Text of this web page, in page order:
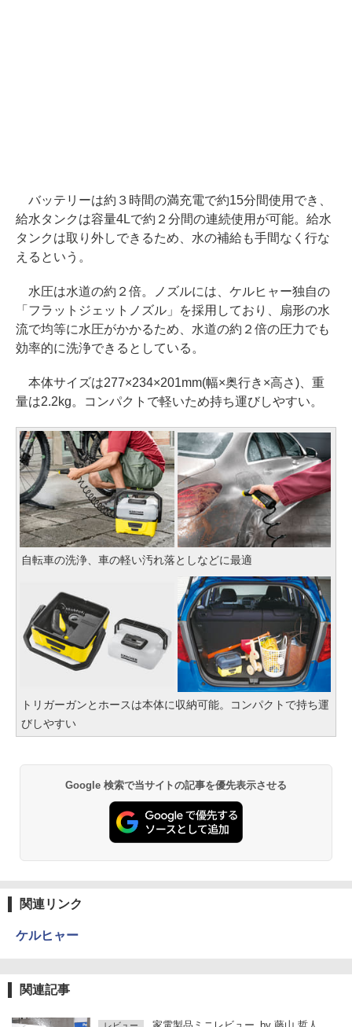
バッテリーは約３時間の満充電で約15分間使用でき、
給水タンクは容量4Lで約２分間の連続使用が可能。給水
タンクは取り外しできるため、水の補給も手間なく行な
えるという。
水圧は水道の約２倍。ノズルには、ケルヒャー独自の
「フラットジェットノズル」を採用しており、扇形の水
流で均等に水圧がかかるため、水道の約２倍の圧力でも
効率的に洗浄できるとしている。
本体サイズは277×234×201mm(幅×奥行き×高さ)、重
量は2.2kg。コンパクトで軽いため持ち運びしやすい。
自転車の洗浄、車の軽い汚れ落としなどに最適
トリガーガンとホースは本体に収納可能。コンパクトで持ち運
びしやすい
Google 検索で当サイトの記事を優先表示させる
関連リンク
ケルヒャー
関連記事